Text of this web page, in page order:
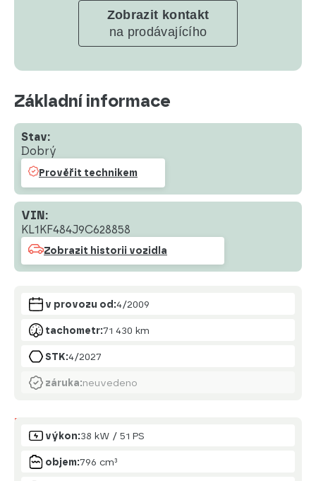
Zobrazit kontakt
na prodávajícího
Základní informace
Stav:
Dobrý
Prověřit technikem
VIN:
KL1KF484J9C628858
Zobrazit historii vozidla
v provozu od:4/2009
tachometr:71 430 km
STK:4/2027
záruka:neuvedeno
Motor
výkon:38 kW / 51 PS
objem:796 cm³